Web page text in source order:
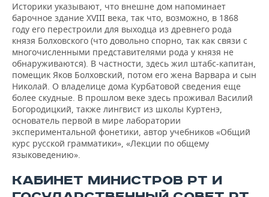
Историки указывают, что внешне дом напоминает
барочное здание XVIII века, так что, возможно, в 1868
году его перестроили для выходца из древнего рода
князя Болховского (что довольно спорно, так как связи с
многочисленными представителями рода у князя не
обнаруживаются). В частности, здесь жил штабс-капитан,
помещик Яков Болховский, потом его жена Варвара и сын
Николай. О владелице дома Курбатовой сведения еще
более скудные. В прошлом веке здесь проживал Василий
Богородицкий, также лингвист из школы Куртенэ,
основатель первой в мире лаборатории
экспериментальной фонетики, автор учебников «Общий
курс русской грамматики», «Лекции по общему
языковедению».
КАБИНЕТ МИНИСТРОВ РТ И